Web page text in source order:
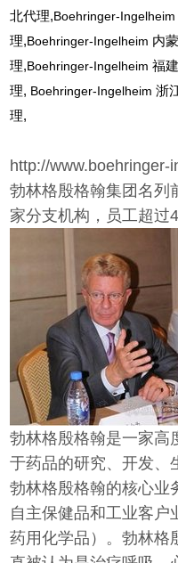
北代理,Boehringer-Ingelheim
理,Boehringer-Ingelheim 内
理,Boehringer-Ingelheim福
理, Boehringer-Ingelheim浙
理,
http://www.boehringer-
勃林格殷格翰集团名列
家分支机构，员工超过
勃林格殷格翰是一家高
于药品的研究、开发、
勃林格殷格翰的核心业
自主保健品和工业客户
药用化学品）。勃林格